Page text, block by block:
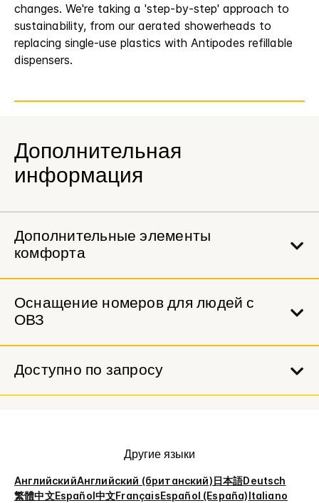
changes. We're taking a 'step-by-step' approach to
sustainability, from our aerated showerheads to
replacing single-use plastics with Antipodes refillable
dispensers.
Дополнительная
информация
Дополнительные элементы
комфорта
Оснащение номеров для людей с
ОВЗ
Доступно по запросу
Другие языки
АнглийскийАнглийский (британский)日本語Deutsch
繁體中文Español中文FrançaisEspañol (España)Italiano